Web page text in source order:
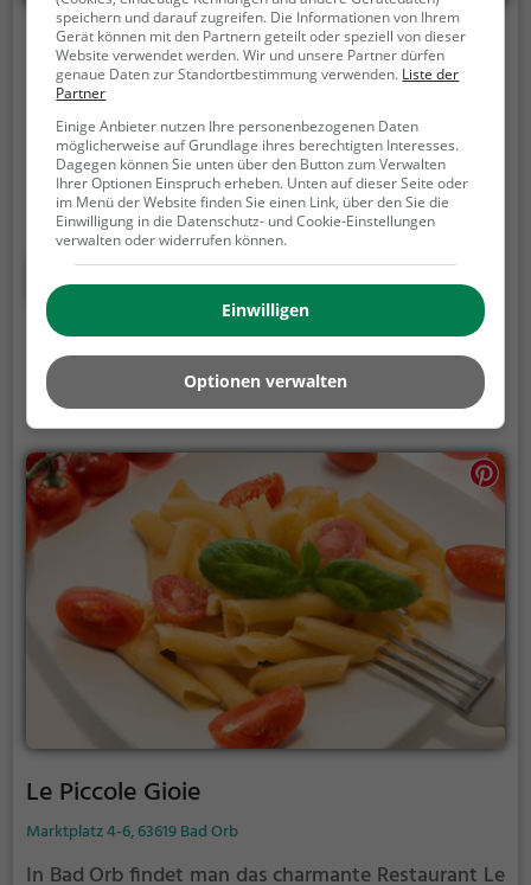
Asia Khan
Gewerbestraße 20, 63619 Bad Orb
In Bad Orb befindet sich das vielseitige Restaurant
Asia Khan, wo man in eine Welt voller exotischer
Aromen eintauchen kann. Hier findet man nicht nur
eine reichhaltige Auswahl an chinesischen und
asiatischen Speisen, sondern auch köstliche
vegetarische, vegane und gesunde Gerichte. Dazu
werden erfrischende Cocktails und eine Vielzahl an
Getränken angeboten, die das kulinarische Erlebnis
abrunden. Das gemütliche Ambiente lädt dazu ein,
sich kulinarisch verwöhnen zu lassen und
gemeinsam mit Freunden oder Familie einen
genussvollen Abend zu verbringen. Im Asia Khan
wird Essen zu einem Erlebnis für die Sinne, das man
nicht verpassen sollte.
Mehr erfahren
Le Piccole Gioie
Marktplatz 4-6, 63619 Bad Orb
In Bad Orb findet man das charmante Restaurant Le
speichern und darauf zugreifen. Die Informationen von Ihrem
Gerät können mit den Partnern geteilt oder speziell von dieser
Website verwendet werden. Wir und unsere Partner dürfen
genaue Daten zur Standortbestimmung verwenden. Liste der
Partner
Einige Anbieter nutzen Ihre personenbezogenen Daten
möglicherweise auf Grundlage ihres berechtigten Interesses.
Dagegen können Sie unten über den Button zum Verwalten
Ihrer Optionen Einspruch erheben. Unten auf dieser Seite oder
im Menü der Website finden Sie einen Link, über den Sie die
Einwilligung in die Datenschutz- und Cookie-Einstellungen
verwalten oder widerrufen können.
Einwilligen
Optionen verwalten